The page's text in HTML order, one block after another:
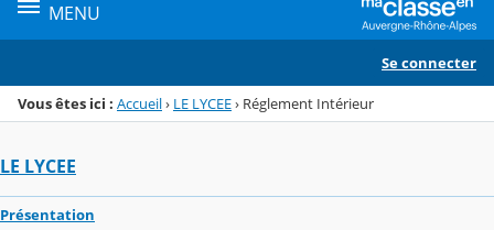
MENU
Se connecter
Vous êtes ici : Accueil› LE LYCEE› Réglement Intérieur
LE LYCEE
Présentation